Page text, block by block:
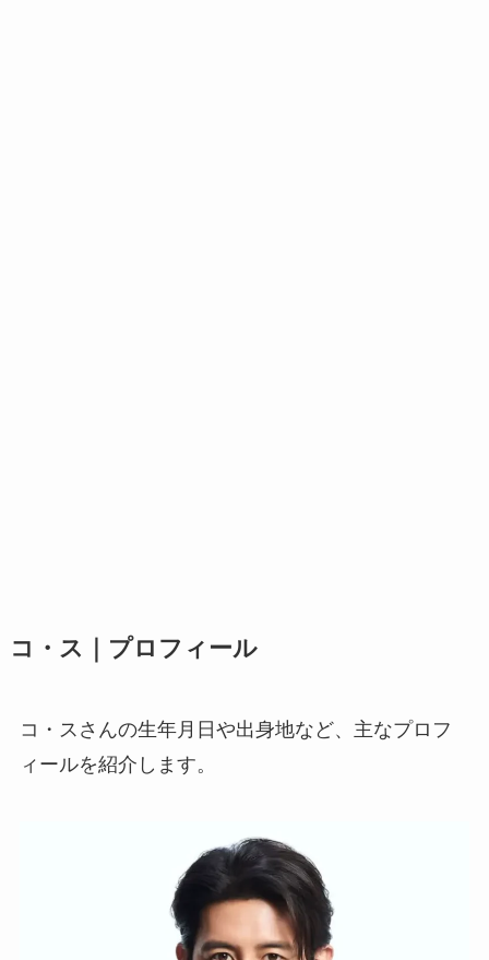
コ・ス｜プロフィール
コ・スさんの生年月日や出身地など、主なプロフ
ィールを紹介します。